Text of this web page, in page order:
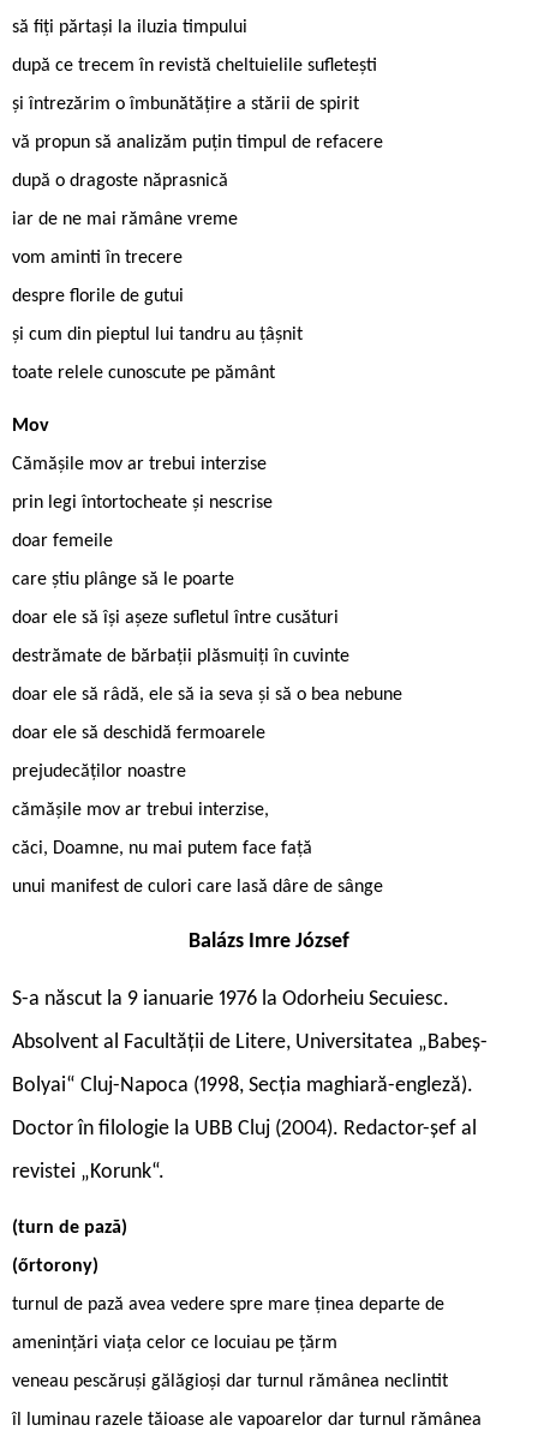
să fiți părtași la iluzia timpului
după ce trecem în revistă cheltuielile sufletești
și întrezărim o îmbunătățire a stării de spirit
vă propun să analizăm puțin timpul de refacere
după o dragoste năprasnică
iar de ne mai rămâne vreme
vom aminti în trecere
despre florile de gutui
și cum din pieptul lui tandru au țâșnit
toate relele cunoscute pe pământ
Mov
Cămășile mov ar trebui interzise
prin legi întortocheate și nescrise
doar femeile
care știu plânge să le poarte
doar ele să își așeze sufletul între cusături
destrămate de bărbații plăsmuiți în cuvinte
doar ele să râdă, ele să ia seva și să o bea nebune
doar ele să deschidă fermoarele
prejudecăților noastre
cămășile mov ar trebui interzise,
căci, Doamne, nu mai putem face față
unui manifest de culori care lasă dâre de sânge
Balázs Imre József
S-a născut la 9 ianuarie 1976 la Odorheiu Secuiesc.
Absolvent al Facultăţii de Litere, Universitatea „Babeș-
Bolyai“ Cluj-Napoca (1998, Secţia maghiară-engleză).
Doctor în filologie la UBB Cluj (2004). Redactor-șef al
revistei „Korunk“.
(turn de pază)
(őrtorony)
turnul de pază avea vedere spre mare ţinea departe de
ameninţări viaţa celor ce locuiau pe țărm
veneau pescăruși gălăgioși dar turnul rămânea neclintit
îl luminau razele tăioase ale vapoarelor dar turnul rămânea